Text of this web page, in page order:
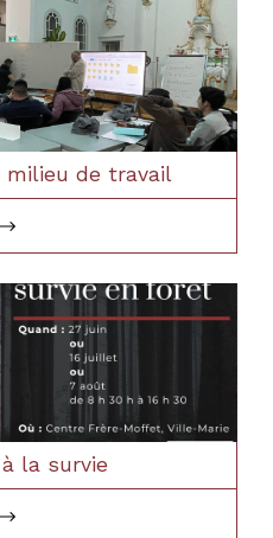
milieu de travail
la survie